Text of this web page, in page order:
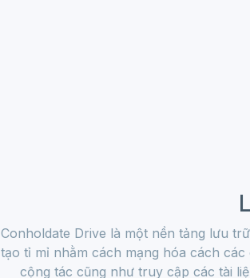
Conholdate Drive là một nền tảng lưu
tạo tỉ mỉ nhằm cách mạng hóa cách
cộng tác cũng như truy cập các tài